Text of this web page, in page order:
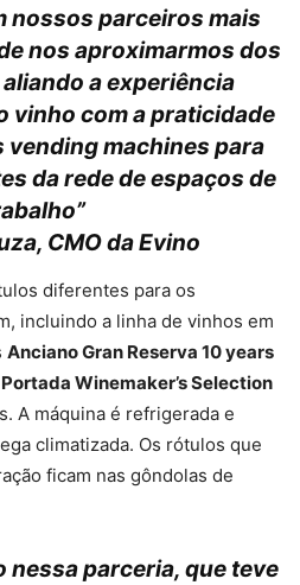
nossos parceiros mais
nos aproximarmos dos
a experiência
vinho com a praticidade
vending machines para
da rede de espaços de
CMO da Evino
diferentes para os
incluindo a linha de vinhos em
Anciano Gran Reserva 10 years
Portada Winemaker’s Selection
A máquina é refrigerada e
climatizada. Os rótulos que
ficam nas gôndolas de
nessa parceria, que teve